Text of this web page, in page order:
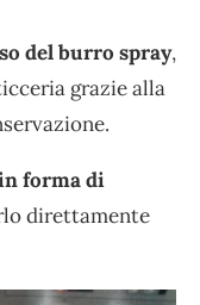
del burro spray,
grazie alla
forma di
direttamente